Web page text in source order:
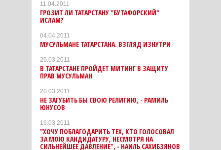
11.04.2011
ГРОЗИТ ЛИ ТАТАРСТАНУ "БУТАФОРСКИЙ"
ИСЛАМ?
04.04.2011
МУСУЛЬМАНЕ ТАТАРСТАНА. ВЗГЛЯД ИЗНУТРИ
29.03.2011
В ТАТАРСТАНЕ ПРОЙДЕТ МИТИНГ В ЗАЩИТУ
ПРАВ МУСУЛЬМАН
20.03.2011
НЕ ЗАГУБИТЬ БЫ СВОЮ РЕЛИГИЮ, - РАМИЛЬ
ЮНУСОВ
16.03.2011
"ХОЧУ ПОБЛАГОДАРИТЬ ТЕХ, КТО ГОЛОСОВАЛ
ЗА МОЮ КАНДИДАТУРУ, НЕСМОТРЯ НА
СИЛЬНЕЙШЕЕ ДАВЛЕНИЕ", - НАИЛЬ САХИБЗЯНОВ